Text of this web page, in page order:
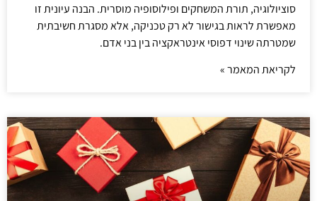
סוציולוגיה, תורת המשחקים ופילוסופיה מוסרית. הבנה עיונית זו
מאפשרת לראות בגישור לא רק טכניקה, אלא מסגרת חשיבתית
שמטרתה שינוי דפוסי אינטראקציה בין בני אדם.
לקריאת המאמר »